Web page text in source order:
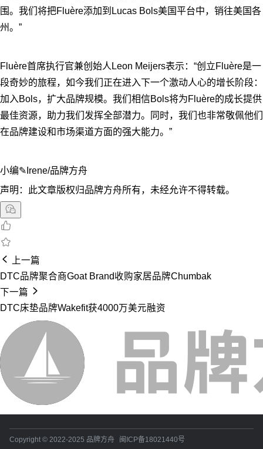
围。我们将把Fluère添加到Lucas Bols美国平台中，销往美国各
州。”
Fluère首席执行官兼创始人Leon Meijers表示：“创立Fluère是一
段奇妙的旅程，如今我们正在进入下一个激动人心的增长阶段：
加入Bols，扩大品牌规模。我们相信Bols将为Fluère的成长提供
最佳资源，助力我们发挥全部潜力。同时，我们也非常敬佩他们
在品牌建设和市场渠道方面的强大能力。”
小编✎Irene/品牌方舟
声明：此文章版权归品牌方舟所有，未经允许不得转载。
上一篇
DTC品牌聚合商Goat Brand收购家居品牌Chumbak
下一篇
DTC床垫品牌Wakefit获4000万美元融资
Copyright © 2022-2025 品牌方舟 闽ICP备18021440号